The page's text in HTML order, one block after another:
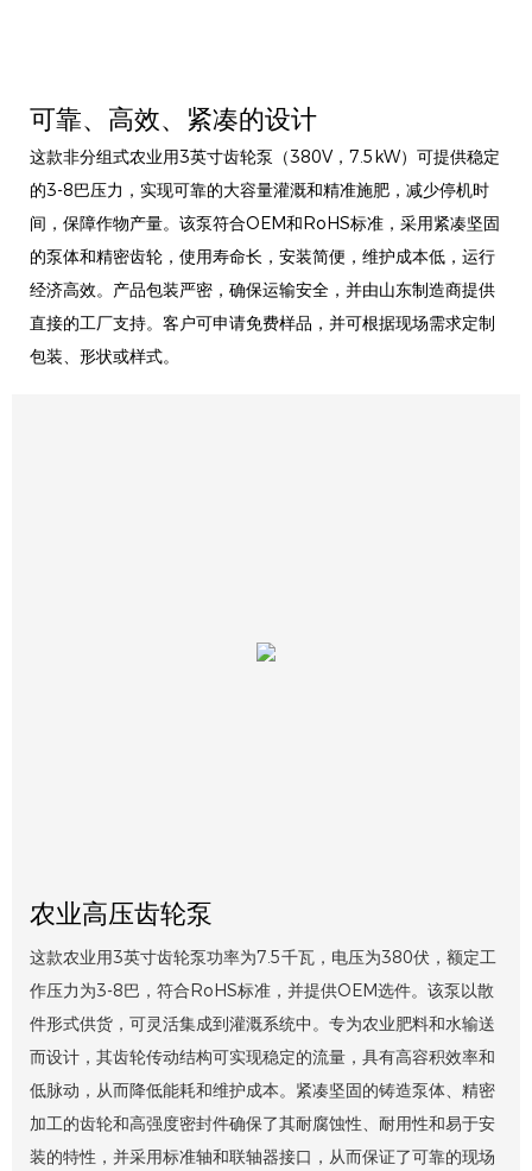
可靠、高效、紧凑的设计
这款非分组式农业用3英寸齿轮泵（380V，7.5kW）可提供稳定
的3-8巴压力，实现可靠的大容量灌溉和精准施肥，减少停机时
间，保障作物产量。该泵符合OEM和RoHS标准，采用紧凑坚固
的泵体和精密齿轮，使用寿命长，安装简便，维护成本低，运行
经济高效。产品包装严密，确保运输安全，并由山东制造商提供
直接的工厂支持。客户可申请免费样品，并可根据现场需求定制
包装、形状或样式。
农业高压齿轮泵
这款农业用3英寸齿轮泵功率为7.5千瓦，电压为380伏，额定工
作压力为3-8巴，符合RoHS标准，并提供OEM选件。该泵以散
件形式供货，可灵活集成到灌溉系统中。专为农业肥料和水输送
而设计，其齿轮传动结构可实现稳定的流量，具有高容积效率和
低脉动，从而降低能耗和维护成本。紧凑坚固的铸造泵体、精密
加工的齿轮和高强度密封件确保了其耐腐蚀性、耐用性和易于安
装的特性，并采用标准轴和联轴器接口，从而保证了可靠的现场